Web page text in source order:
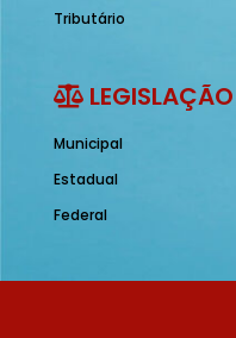
Tributário
LEGISLAÇÃO
Municipal
Estadual
Federal